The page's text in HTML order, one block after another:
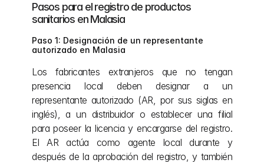
Pasos para el registro de productos
sanitarios en Malasia
Paso 1: Designación de un representante
autorizado en Malasia
Los fabricantes extranjeros que no tengan
presencia local deben designar a un
representante autorizado (AR, por sus siglas en
inglés), a un distribuidor o establecer una filial
para poseer la licencia y encargarse del registro.
El AR actúa como agente local durante y
después de la aprobación del registro, y también